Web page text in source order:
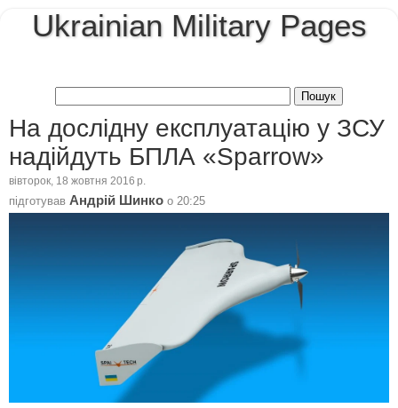
Ukrainian Military Pages
На дослідну експлуатацію у ЗСУ
надійдуть БПЛА «Sparrow»
вівторок, 18 жовтня 2016 р.
підготував Андрій Шинко о 20:25